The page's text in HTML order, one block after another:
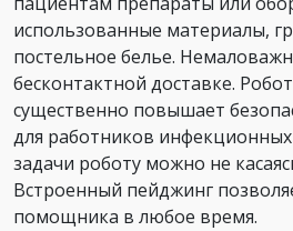
использованные материалы,
постельное белье.
бесконтактной доставке.
существенно повышает
для работников
задачи роботу можно не
Встроенный пейджинг
помощника в любое время.